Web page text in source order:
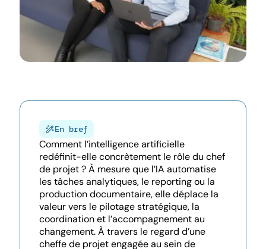
En bref
Comment l’intelligence artificielle
redéfinit-elle concrètement le rôle du chef
de projet ? À mesure que l’IA automatise
les tâches analytiques, le reporting ou la
production documentaire, elle déplace la
valeur vers le pilotage stratégique, la
coordination et l’accompagnement au
changement. À travers le regard d’une
cheffe de projet engagée au sein de